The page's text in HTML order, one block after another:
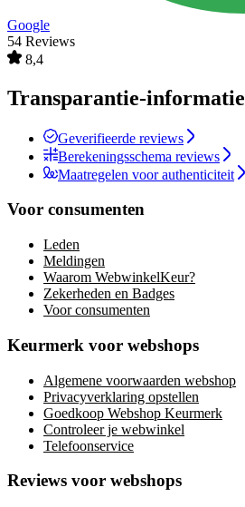
Google
54 Reviews
8,4
Transparantie-informatie
Geverifieerde reviews
Berekeningsschema reviews
Maatregelen voor authenticiteit
Voor consumenten
Leden
Meldingen
Waarom WebwinkelKeur?
Zekerheden en Badges
Voor consumenten
Keurmerk voor webshops
Algemene voorwaarden webshop
Privacyverklaring opstellen
Goedkoop Webshop Keurmerk
Controleer je webwinkel
Telefoonservice
Reviews voor webshops